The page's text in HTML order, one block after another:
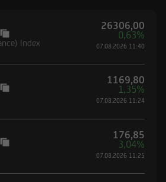
Index
26306,00
0,63%
07.08.2026 11:40
1169,80
1,35%
07.08.2026 11:24
176,85
3,04%
07.08.2026 11:25